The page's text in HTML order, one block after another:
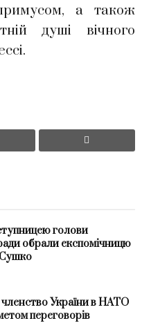
а також
душі вічного
голови
обрали експомічницю
членство України в НАТО
переговорів